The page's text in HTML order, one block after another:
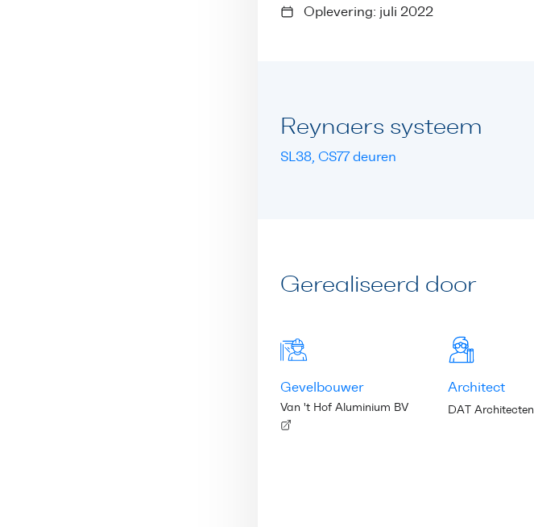
Oplevering: juli 2022
Reynaers systeem
SL38, CS77 deuren
Gerealiseerd door
Gevelbouwer
Van 't Hof Aluminium BV
Architect
DAT Architecten